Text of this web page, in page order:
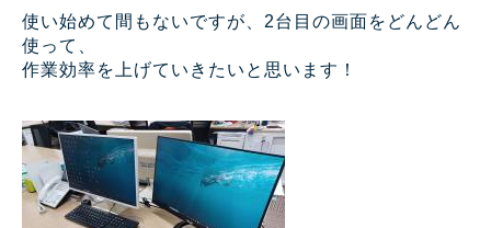
使い始めて間もないですが、2台目の画面をどんどん
使って、
作業効率を上げていきたいと思います！